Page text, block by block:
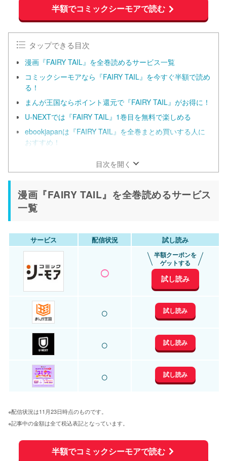
半額でコミックシーモアで読む
タップできる目次
漫画『FAIRY TAIL』を全巻読めるサービス一覧
コミックシーモアなら『FAIRY TAIL』を今すぐ半額で読め
る！
まんが王国ならポイント還元で『FAIRY TAIL』がお得に！
U-NEXTでは『FAIRY TAIL』1巻目を無料で楽しめる
ebookjapanは『FAIRY TAIL』を全巻まとめ買いする人に
おすすめ！
目次を開く
漫画『FAIRY TAIL』を全巻読めるサービス
一覧
サービス 配信状況 試し読み
○
半額クーポンを
ゲットする
試し読み
○ 試し読み
○ 試し読み
○ 試し読み
※配信状況は11月23日時点のものです。
※記事中の金額は全て税込表記となっています。
半額でコミックシーモアで読む